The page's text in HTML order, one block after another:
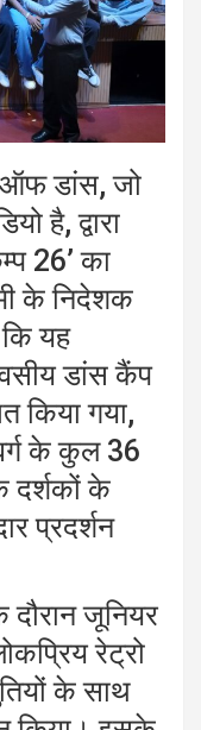
ऑफ डांस, जो
है, द्वारा
26’ का
के निदेशक
कि यह
डांस कैंप
किया गया,
के कुल 36
दर्शकों के
प्रदर्शन
दौरान जूनियर
रेट्रो
के साथ